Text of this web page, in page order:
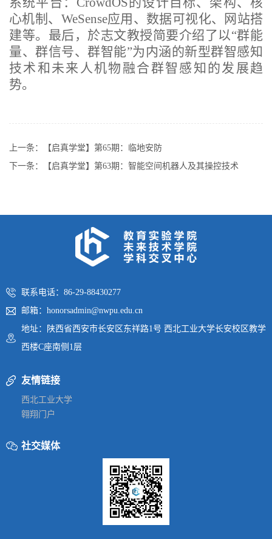
心机制、WeSense应用、数据可视化、网站搭
建等。最后，於志文教授简要介绍了以“群能
量、群信号、群智能”为内涵的新型群智感知
技术和未来人机物融合群智感知的发展趋
势。
上一条：
【启真学堂】第65期：临地安防
下一条：
【启真学堂】第63期：智能空间机器人及其操控技术
联系电话：86-29-88430277
邮箱：honorsadmin@nwpu.edu.cn
地址：陕西省西安市长安区东祥路1号 西北工业大学长安校区教学
西楼C座南侧1层
友情链接
西北工业大学
翱翔门户
社交媒体